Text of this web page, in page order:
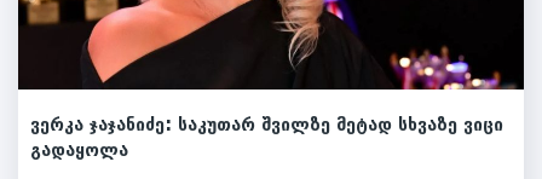
ვერკა ჯაჯანიძე: საკუთარ შვილზე მეტად სხვაზე ვიცი
გადაყოლა